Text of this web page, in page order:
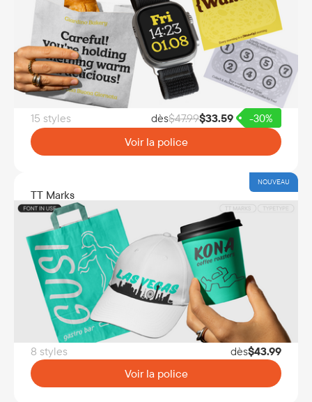
15 styles dès$47.99$33.59 -30%
Voir la police
NOUVEAU
TT Marks
8 styles dès$43.99
Voir la police